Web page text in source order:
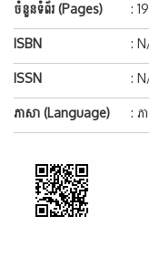
ចំនួនទំព័រ (Pages) : 19
ISBN :
ISSN :
ភាសា (Language) : ភ